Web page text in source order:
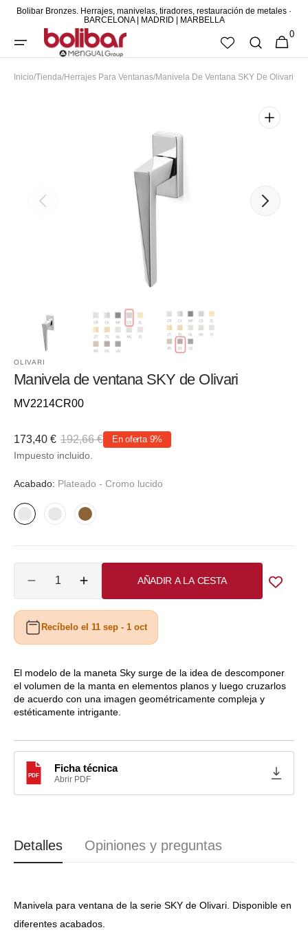
CONTENIDO
Bolibar Bronzes. Herrajes, manivelas, tiradores, restauración de metales ·
BARCELONA | MADRID | MARBELLA
CESTA
0
Inicio/Tienda/Herrajes Para Ventanas/Manivela De Ventana SKY De Olivari
OLIVARI
Manivela de ventana SKY de Olivari
Referencia::
MV2214CR00
Precio
de
venta
173,40 €
Precio
192,66 € En oferta 9%
Impuesto incluido.
Acabado: Plateado - Cromo lucido
Plateado
Cromo
lucido
Plateado
Cromado
mate
Bronce
PVD
mate
Reducir
cantidad
para
Manivela
de
SKY
de
Olivari
Aumentar
cantidad
para
Manivela
de
SKY
de
Olivari
AÑADIR A LA CESTA
Recíbelo el 11 sep - 1 oct
El modelo de la maneta Sky surge de la idea de descomponer
el volumen de la manta en elementos planos y luego cruzarlos
de acuerdo con una imagen geométricamente compleja y
estéticamente intrigante.
PDF
Ficha técnica
Abrir PDF
Detalles Opiniones y preguntas
Manivela para ventana de la serie SKY de Olivari. Disponible en
diferentes acabados.